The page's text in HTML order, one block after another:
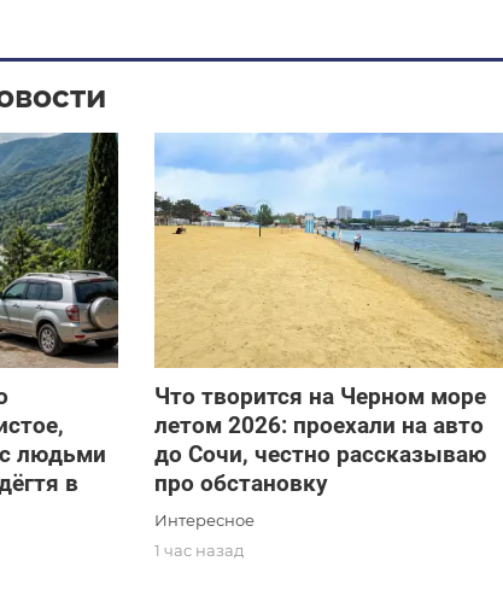
людьми
в
Что творится на Черном море
летом 2026: проехали на авто
до Сочи, честно рассказываю
про обстановку
Интересное
1 час назад